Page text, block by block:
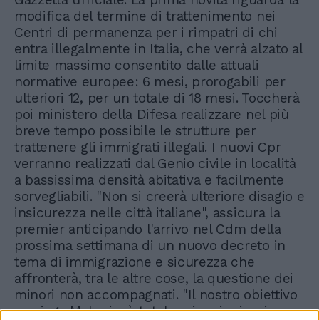
modifica del termine di trattenimento nei
Centri di permanenza per i rimpatri di chi
entra illegalmente in Italia, che verrà alzato al
limite massimo consentito dalle attuali
normative europee: 6 mesi, prorogabili per
ulteriori 12, per un totale di 18 mesi. Toccherà
poi ministero della Difesa realizzare nel più
breve tempo possibile le strutture per
trattenere gli immigrati illegali. I nuovi Cpr
verranno realizzati dal Genio civile in località
a bassissima densità abitativa e facilmente
sorvegliabili. "Non si creerà ulteriore disagio e
insicurezza nelle città italiane", assicura la
premier anticipando l'arrivo nel Cdm della
prossima settimana di un nuovo decreto in
tema di immigrazione e sicurezza che
affronterà, tra le altre cose, la questione dei
minori non accompagnati. "Il nostro obiettivo
- spiega Meloni - è tutelare i veri minori per